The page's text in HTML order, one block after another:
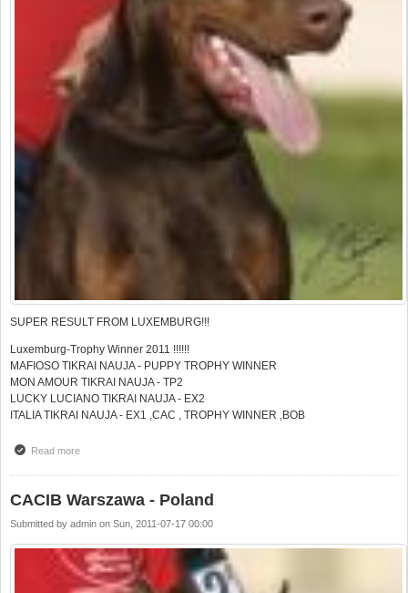
SUPER RESULT FROM LUXEMBURG!!!
Luxemburg-Trophy Winner 2011 !!!!!!
MAFIOSO TIKRAI NAUJA - PUPPY TROPHY WINNER
MON AMOUR TIKRAI NAUJA - TP2
LUCKY LUCIANO TIKRAI NAUJA - EX2
ITALIA TIKRAI NAUJA - EX1 ,CAC , TROPHY WINNER ,BOB
Read moreabout LUXEMBURG - TROPHY WINNER 2011 !!!
CACIB Warszawa - Poland
Submitted by admin on Sun, 2011-07-17 00:00